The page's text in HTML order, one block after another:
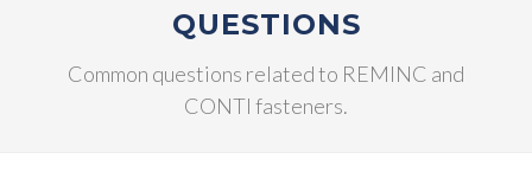
QUESTIONS
Common questions related to REMINC and
CONTI fasteners.